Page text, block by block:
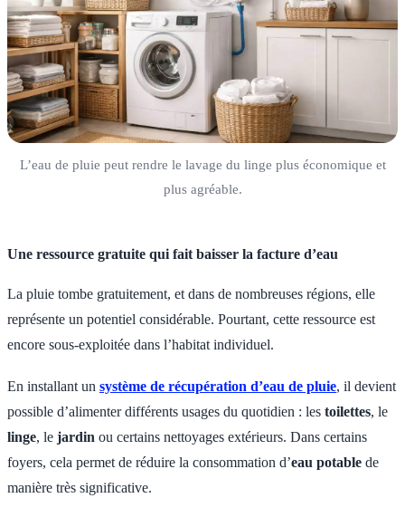
L’eau de pluie peut rendre le lavage du linge plus économique et
plus agréable.
Une ressource gratuite qui fait baisser la facture d’eau
La pluie tombe gratuitement, et dans de nombreuses régions, elle
représente un potentiel considérable. Pourtant, cette ressource est
encore sous-exploitée dans l’habitat individuel.
En installant un système de récupération d’eau de pluie, il devient
possible d’alimenter différents usages du quotidien : les toilettes, le
linge, le jardin ou certains nettoyages extérieurs. Dans certains
foyers, cela permet de réduire la consommation d’eau potable de
manière très significative.